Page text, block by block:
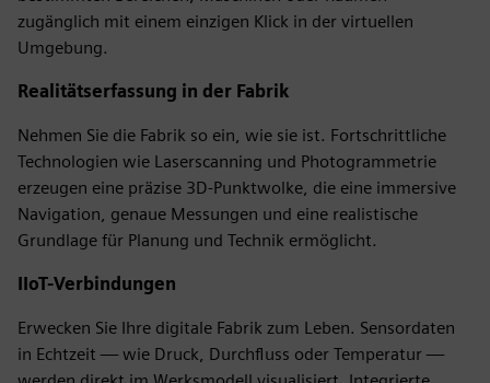
zugänglich mit einem einzigen Klick in der virtuellen
Umgebung.
Realitätserfassung in der Fabrik
Nehmen Sie die Fabrik so ein, wie sie ist. Fortschrittliche
Technologien wie Laserscanning und Photogrammetrie
erzeugen eine präzise 3D-Punktwolke, die eine immersive
Navigation, genaue Messungen und eine realistische
Grundlage für Planung und Technik ermöglicht.
IIoT-Verbindungen
Erwecken Sie Ihre digitale Fabrik zum Leben. Sensordaten
in Echtzeit — wie Druck, Durchfluss oder Temperatur —